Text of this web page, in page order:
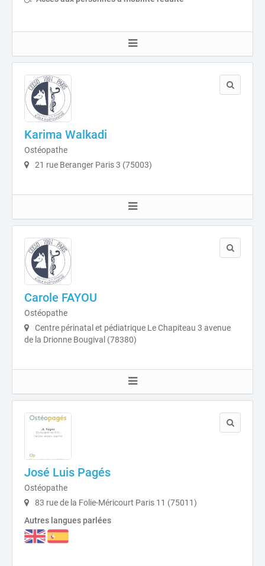
Karima Walkadi
Ostéopathe
21 rue Beranger Paris 3 (75003)
Carole FAYOU
Ostéopathe
Centre périnatal et pédiatrique Le Chapiteau 3 avenue
de la Drionne Bougival (78380)
José Luis Pagés
Ostéopathe
83 rue de la Folie-Méricourt Paris 11 (75011)
Autres langues parlées